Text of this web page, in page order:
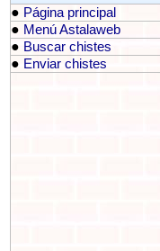
● Página principal
● Menú Astalaweb
● Buscar chistes
● Enviar chistes